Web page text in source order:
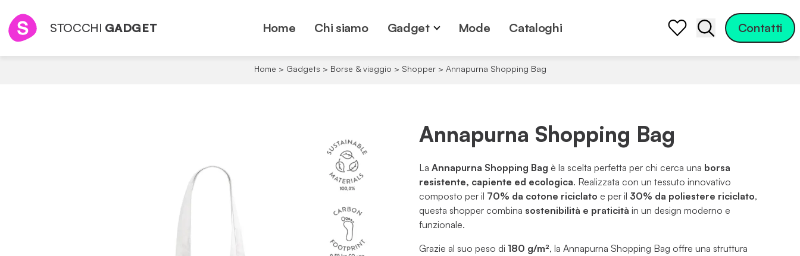
STOCCHI GADGET Home Chi siamo Gadget Mode
Cataloghi
Apri la barra di
Contatti
Home > Gadgets > Borse & viaggio > Shopper> Annapurna Shopping Bag
Annapurna Shopping Bag
La Annapurna Shopping Bag è la scelta perfetta per chi cerca una borsa
resistente, capiente ed ecologica. Realizzata con un tessuto innovativo
composto per il 70% da cotone riciclato e per il 30% da poliestere riciclato,
questa shopper combina sostenibilità e praticità in un design moderno e
funzionale.
Grazie al suo peso di 180 g/m², la Annapurna Shopping Bag offre una struttura